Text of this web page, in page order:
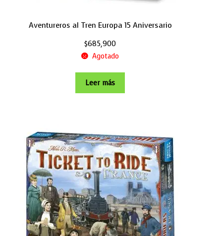
Aventureros al Tren Europa 15 Aniversario
$685,900
Agotado
Leer más